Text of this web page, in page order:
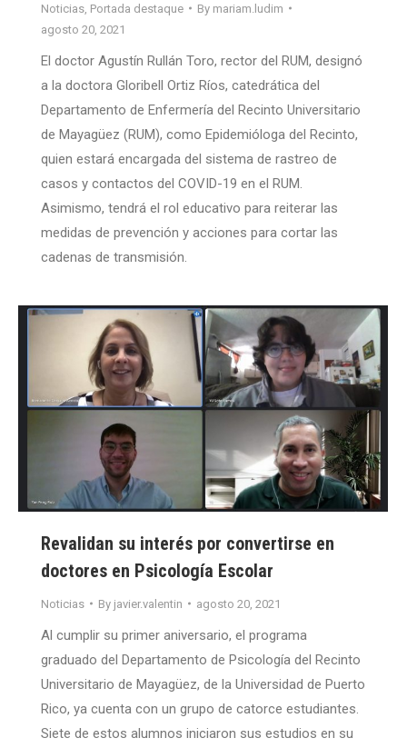
Noticias Portada destaque By mariam.ludim
agosto 20, 2021
El doctor Agustín Rullán Toro, rector del RUM, designó
a la doctora Gloribell Ortiz Ríos, catedrática del
Departamento de Enfermería del Recinto Universitario
de Mayagüez (RUM), como Epidemióloga del Recinto,
quien estará encargada del sistema de rastreo de
casos y contactos del COVID-19 en el RUM.
Asimismo, tendrá el rol educativo para reiterar las
medidas de prevención y acciones para cortar las
cadenas de transmisión.
Revalidan su interés por convertirse en
doctores en Psicología Escolar
Noticias By javier.valentin agosto 20, 2021
Al cumplir su primer aniversario, el programa
graduado del Departamento de Psicología del Recinto
Universitario de Mayagüez, de la Universidad de Puerto
Rico, ya cuenta con un grupo de catorce estudiantes.
Siete de estos alumnos iniciaron sus estudios en su